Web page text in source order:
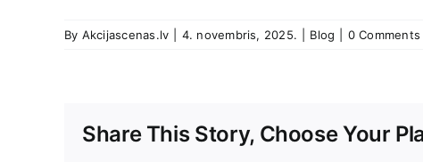
By Akcijascenas.lv 4. novembris, 2025. Blog 0 Comments
Share This Story, Choose Your